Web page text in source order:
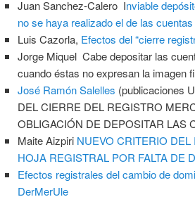
Juan Sanchez-Calero Inviable
no se haya realizado el de las
Luis Cazorla, Efectos del “cierre
Jorge Miquel Cabe depositar las
cuando éstas no expresan la imagen
José Ramón Salelles (publicaciones
DEL CIERRE DEL REGISTRO
OBLIGACIÓN DE DEPOSITAR LAS
Maite Aizpiri NUEVO CRITERIO
HOJA REGISTRAL POR FALTA DE
Efectos registrales del cambio de
DerMerUle